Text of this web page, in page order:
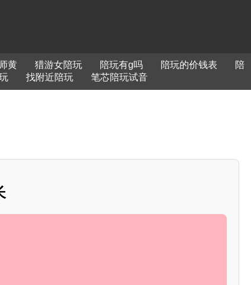
黄 猎游女陪玩 陪玩有g吗 陪玩的价钱表
陪
找附近陪玩 笔芯陪玩试音